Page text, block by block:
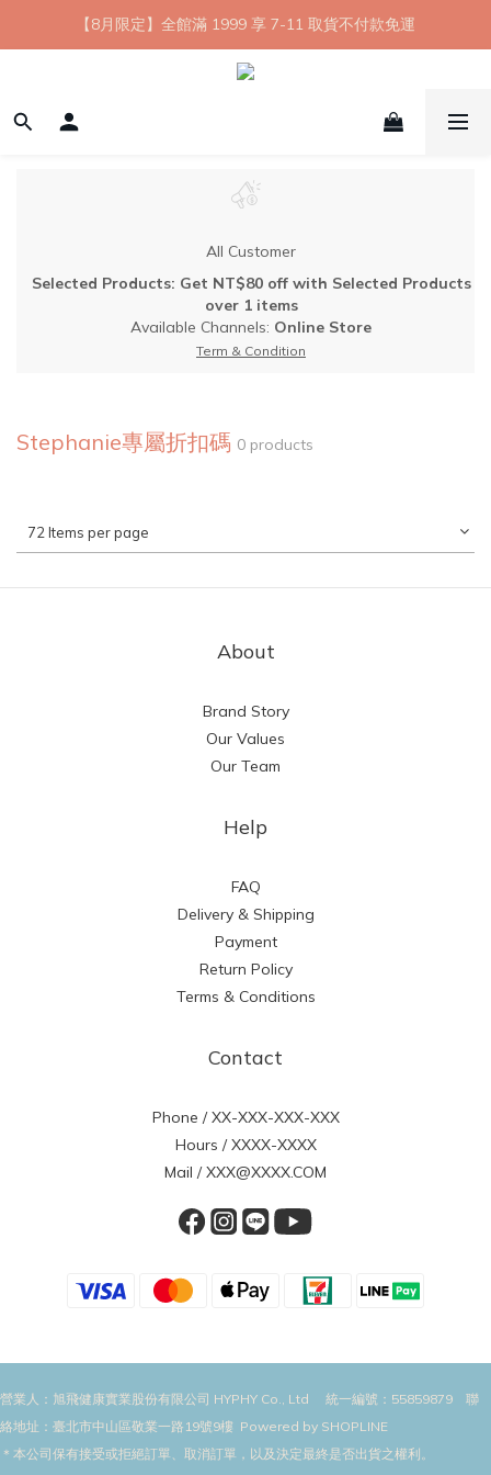
【8月限定】全館滿 1999 享 7-11 取貨不付款免運
【8月限定】全館滿 1999 享 7-11 取貨不付款免運
七夕情人節💘任選 A+B 限時優惠 $1314 元
新會員首購 7-11 店到店免運 點我成為HYPHY Girl
All Customer
Selected Products: Get NT$80 off with Selected Products
over 1 items
Available Channels: Online Store
Term & Condition
Stephanie專屬折扣碼 0 products
72 Items per page
About
Brand Story
Our Values
Our Team
Help
FAQ
Delivery & Shipping
Payment
Return Policy
Terms & Conditions
Contact
Phone / XX-XXX-XXX-XXX
Hours / XXXX-XXXX
Mail / XXX@XXXX.COM
營業人：旭飛健康實業股份有限公司 HYPHY Co., Ltd 統一編號：55859879 聯
絡地址：臺北市中山區敬業一路19號9樓 Powered by SHOPLINE
＊本公司保有接受或拒絕訂單、取消訂單，以及決定最終是否出貨之權利。